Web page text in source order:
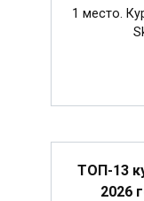
1 место.
ТОП-13
2026